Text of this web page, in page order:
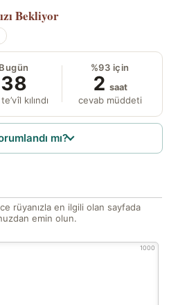
Bekliyor
Bugün
38
kılındı
%93 için
2 saat
cevab müddeti
mı?
rüyanızla en ilgili olan sayfada
emin olun.
1000